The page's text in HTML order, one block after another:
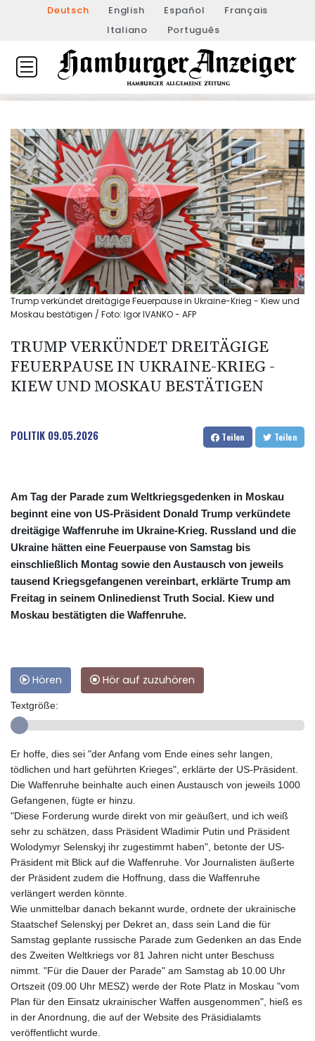
Deutsch English Español
Français
Italiano
Português
Trump verkündet dreitägige Feuerpause in Ukraine-Krieg - Kiew und
Moskau bestätigen / Foto: Igor IVANKO - AFP
TRUMP VERKÜNDET DREITÄGIGE
FEUERPAUSE IN UKRAINE-KRIEG -
KIEW UND MOSKAU BESTÄTIGEN
POLITIK 09.05.2026 Teilen Teilen
Am Tag der Parade zum Weltkriegsgedenken in Moskau
beginnt eine von US-Präsident Donald Trump verkündete
dreitägige Waffenruhe im Ukraine-Krieg. Russland und die
Ukraine hätten eine Feuerpause von Samstag bis
einschließlich Montag sowie den Austausch von jeweils
tausend Kriegsgefangenen vereinbart, erklärte Trump am
Freitag in seinem Onlinedienst Truth Social. Kiew und
Moskau bestätigten die Waffenruhe.
Hören Hör auf zuzuhören
Textgröße:
Er hoffe, dies sei "der Anfang vom Ende eines sehr langen,
tödlichen und hart geführten Krieges", erklärte der US-Präsident.
Die Waffenruhe beinhalte auch einen Austausch von jeweils 1000
Gefangenen, fügte er hinzu.
"Diese Forderung wurde direkt von mir geäußert, und ich weiß
sehr zu schätzen, dass Präsident Wladimir Putin und Präsident
Wolodymyr Selenskyj ihr zugestimmt haben", betonte der US-
Präsident mit Blick auf die Waffenruhe. Vor Journalisten äußerte
der Präsident zudem die Hoffnung, dass die Waffenruhe
verlängert werden könnte.
Wie unmittelbar danach bekannt wurde, ordnete der ukrainische
Staatschef Selenskyj per Dekret an, dass sein Land die für
Samstag geplante russische Parade zum Gedenken an das Ende
des Zweiten Weltkriegs vor 81 Jahren nicht unter Beschuss
nimmt. "Für die Dauer der Parade" am Samstag ab 10.00 Uhr
Ortszeit (09.00 Uhr MESZ) werde der Rote Platz in Moskau "vom
Plan für den Einsatz ukrainischer Waffen ausgenommen", hieß es
in der Anordnung, die auf der Website des Präsidialamts
veröffentlicht wurde.